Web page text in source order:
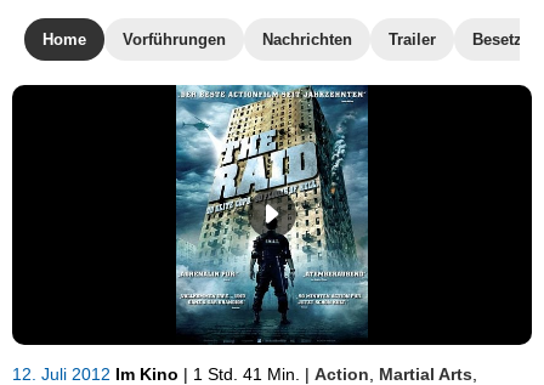
Home Vorführungen Nachrichten Trailer
12. Juli 2012 Im Kino | 1 Std. 41 Min. | Action Martial Arts